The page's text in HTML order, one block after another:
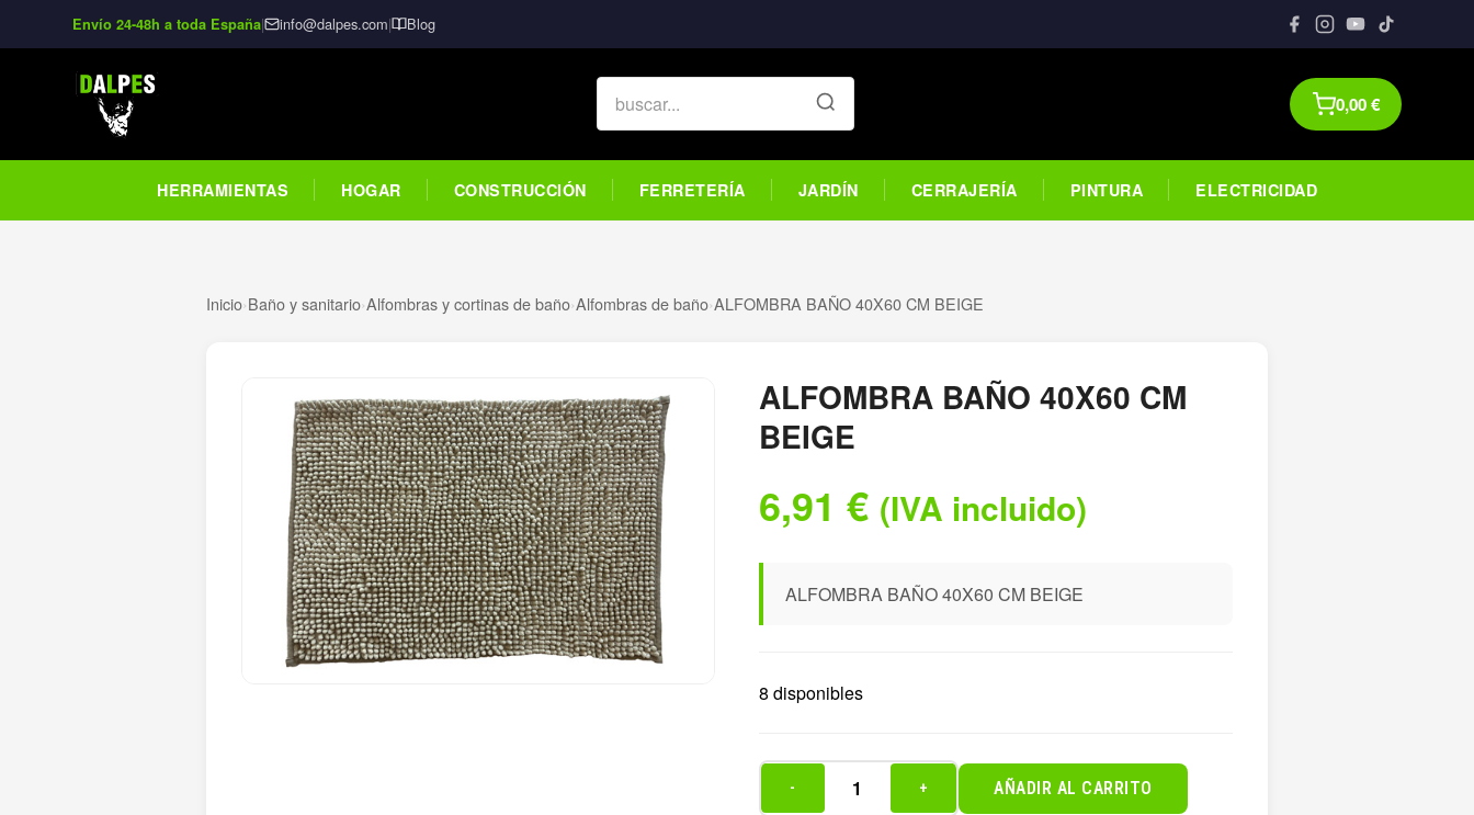
Envío 24-48h a toda España| info@dalpes.com| Blog
0,00€
HERRAMIENTAS HOGAR CONSTRUCCIÓN FERRETERÍA JARDÍN CERRAJERÍA PINTURA ELECTRICIDAD
Inicio›Baño y sanitario›Alfombras y cortinas de baño›Alfombras de baño›ALFOMBRA BAÑO 40X60 CM BEIGE
ALFOMBRA BAÑO 40X60 CM
BEIGE
6,91 € (IVA incluido)
ALFOMBRA BAÑO 40X60 CM BEIGE
8 disponibles
ALFOMBRA
- + AÑADIR AL CARRITO